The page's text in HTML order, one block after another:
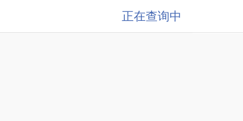
正在查询中